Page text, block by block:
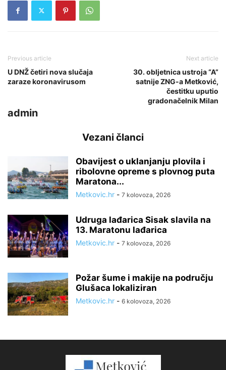
Previous article
U DNŽ četiri nova slučaja
zaraze koronavirusom
Next article
30. obljetnica ustroja “A”
satnije ZNG-a Metković,
čestitku uputio
gradonačelnik Milan
admin
Vezani članci
Obavijest o uklanjanju plovila i
ribolovne opreme s plovnog puta
Maratona...
Metkovic.hr - 7 kolovoza, 2026
Udruga lađarica Sisak slavila na
13. Maratonu lađarica
Metkovic.hr - 7 kolovoza, 2026
Požar šume i makije na području
Glušaca lokaliziran
Metkovic.hr - 6 kolovoza, 2026